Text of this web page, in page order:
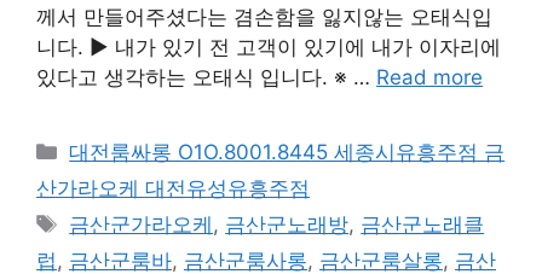
께서 만들어주셨다는 겸손함을 잃지않는 오태식입
니다. ▶ 내가 있기 전 고객이 있기에 내가 이자리에
있다고 생각하는 오태식 입니다. ※ … Read more
카
테
고
리
대전룸싸롱 O1O.8001.8445 세종시유흥주점 금
산가라오케 대전유성유흥주점
태
그
금산군가라오케 , 금산군노래방, 금산군노래클
럽 , 금산군룸바, 금산군룸사롱, 금산군룸살롱, 금산